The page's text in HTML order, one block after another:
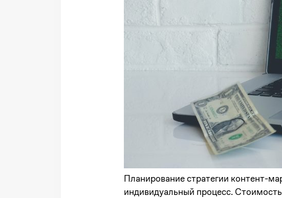
Планирование стратегии контент-
индивидуальный процесс.